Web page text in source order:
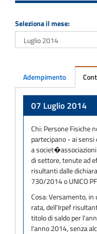
Seleziona il mese:
Adempimento
07 Luglio 2014
Chi: Persone Fisiche
partecipano - ai
a
di settore, tenute ad
risultanti dalle
730/2014 o UNICO
Cosa:Versamento, in
rata, dell'Irpef
titolo di saldo per
l'anno 2014, senza